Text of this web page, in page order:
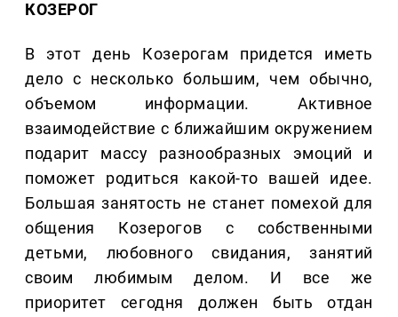
КОЗЕРОГ
В этот день Козерогам придется иметь
дело с несколько большим, чем обычно,
объемом информации. Активное
взаимодействие с ближайшим окружением
подарит массу разнообразных эмоций и
поможет родиться какой-то вашей идее.
Большая занятость не станет помехой для
общения Козерогов с собственными
детьми, любовного свидания, занятий
своим любимым делом. И все же
приоритет сегодня должен быть отдан